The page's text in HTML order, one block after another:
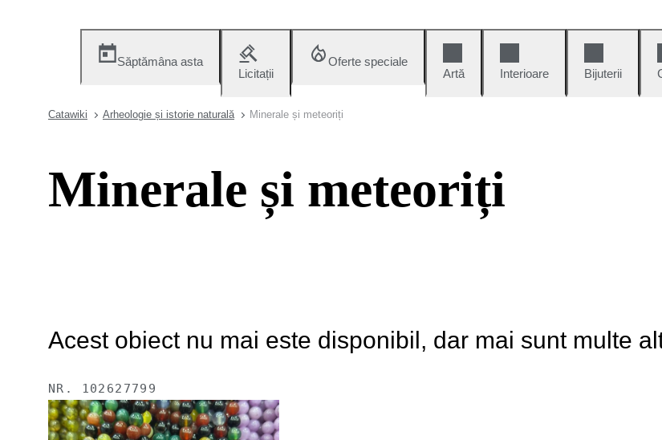
Săptămâna asta
Licitații
Oferte speciale
Artă
Interioare Bijuterii
Catawiki Arheologie și istorie naturală Minerale și meteoriți
Minerale și meteoriți
Acest obiect nu mai este disponibil, dar mai sunt multe
NR. 102627799